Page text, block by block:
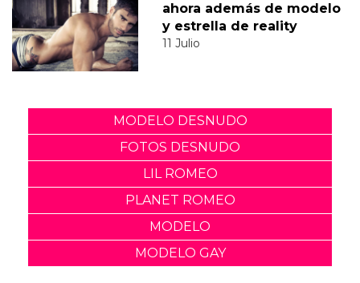
ahora además de modelo
y estrella de reality
11 Julio
MODELO DESNUDO
FOTOS DESNUDO
LIL ROMEO
PLANET ROMEO
MODELO
MODELO GAY